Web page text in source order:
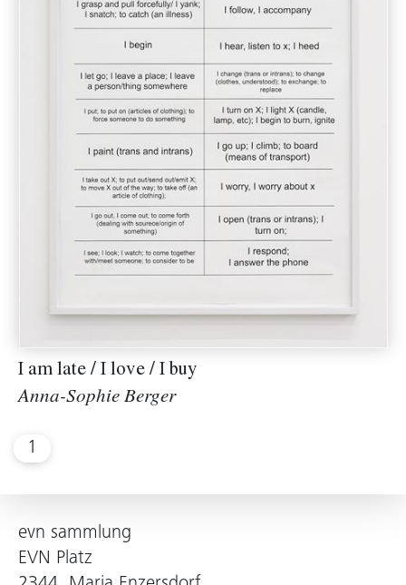
I am late / I love / I buy
Anna-Sophie Berger
1
evn sammlung
EVN Platz